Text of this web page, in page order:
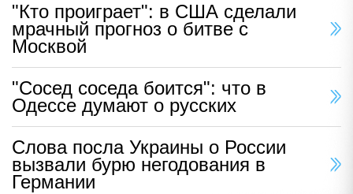
"Кто проиграет": в США сделали
мрачный прогноз о битве с
Москвой
"Сосед соседа боится": что в
Одессе думают о русских
Слова посла Украины о России
вызвали бурю негодования в
Германии